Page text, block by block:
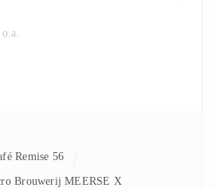
Remise 56
Brouwerij MEERSE X